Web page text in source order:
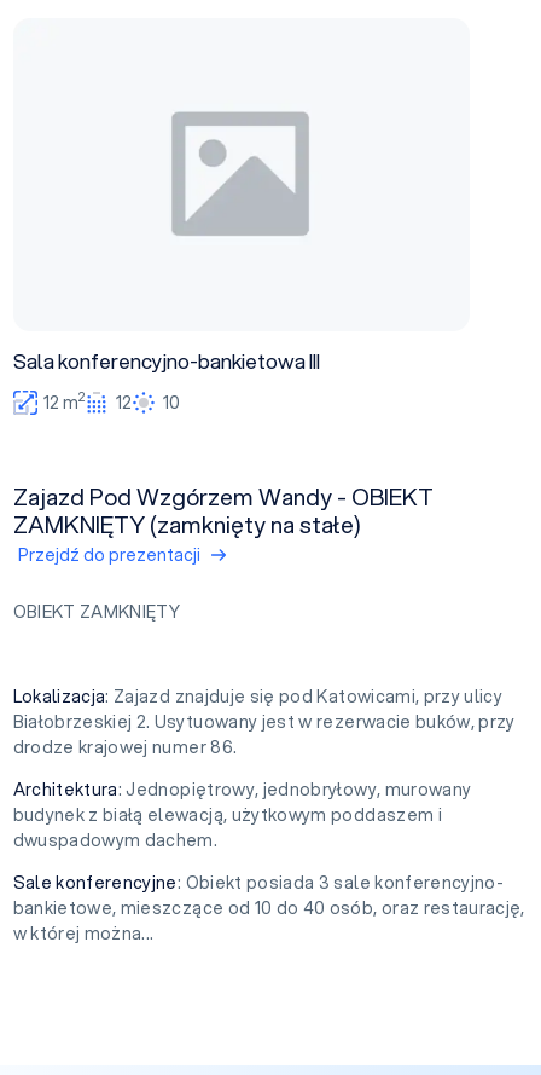
Sala konferencyjno-bankietowa III
12 m2 12 10
Zajazd Pod Wzgórzem Wandy - OBIEKT
ZAMKNIĘTY (zamknięty na stałe)
Przejdź do prezentacji
OBIEKT ZAMKNIĘTY
Lokalizacja: Zajazd znajduje się pod Katowicami, przy ulicy
Białobrzeskiej 2. Usytuowany jest w rezerwacie buków, przy
drodze krajowej numer 86.
Architektura: Jednopiętrowy, jednobryłowy, murowany
budynek z białą elewacją, użytkowym poddaszem i
dwuspadowym dachem.
Sale konferencyjne: Obiekt posiada 3 sale konferencyjno-
bankietowe, mieszczące od 10 do 40 osób, oraz restaurację,
w której można...